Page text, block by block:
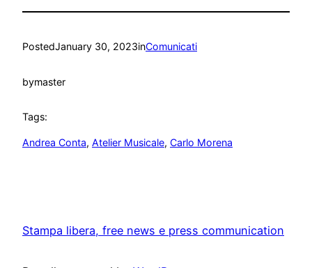
PostedJanuary 30, 2023inComunicati
bymaster
Tags:
Andrea Conta, Atelier Musicale, Carlo Morena
Stampa libera, free news e press communication